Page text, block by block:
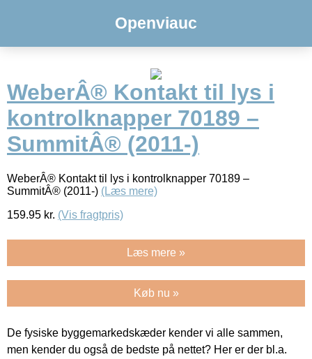
Openviauc
WeberÂ® Kontakt til lys i
kontrolknapper 70189 –
SummitÂ® (2011-)
WeberÂ® Kontakt til lys i kontrolknapper 70189 –
SummitÂ® (2011-) (Læs mere)
159.95 kr. (Vis fragtpris)
Læs mere »
Køb nu »
De fysiske byggemarkedskæder kender vi alle sammen,
men kender du også de bedste på nettet? Her er der bl.a.